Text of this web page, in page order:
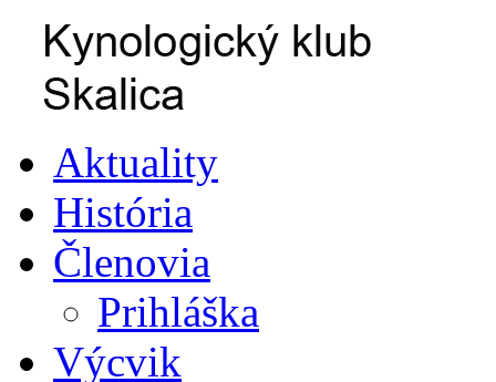
Aktuality
História
Členovia
Prihláška
Výcvik